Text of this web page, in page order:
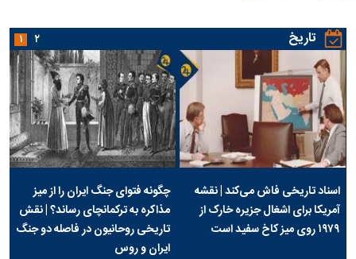
تاریخ
اسناد تاریخی فاش می‌کند | نقشه
آمریکا برای اشغال جزیره خارک از
۱۹۷۹ روی میز کاخ سفید است
چگونه فتوای جنگ ایران را از میز
مذاکره به ترکمانچای رساند؟ | نقش
تاریخی روحانیون در فاصله دو جنگ
ایران و روس
۱ ۲